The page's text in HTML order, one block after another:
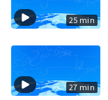
25 min
27 min